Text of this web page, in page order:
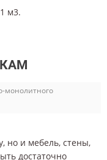
м3.
монолитного
но и мебель, стены,
достаточно